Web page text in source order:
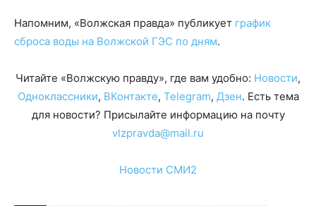
Напомним, «Волжская правда» публикует график
сброса воды на Волжской ГЭС по дням.
Читайте «Волжскую правду», где вам удобно: Новости,
Одноклассники, ВКонтакте, Telegram, Дзен. Есть тема
для новости? Присылайте информацию на почту
vlzpravda@mail.ru
Новости СМИ2